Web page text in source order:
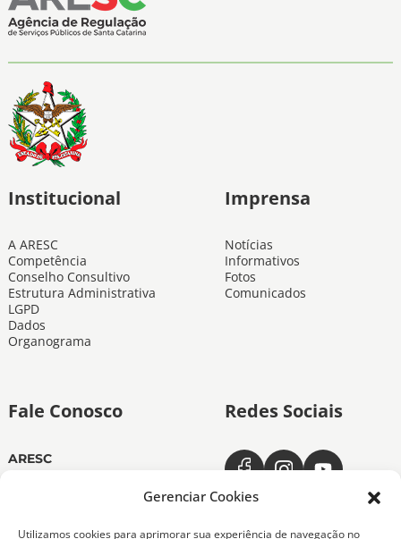
Gerenciar Cookies
Utilizamos cookies para aprimorar sua experiência de navegação no
Institucional
A ARESC
Competência
Conselho Consultivo
Estrutura Administrativa
LGPD
Dados
Organograma
Imprensa
Notícias
Informativos
Fotos
Comunicados
Fale Conosco
ARESC
ARESC Ouvidoria
Redes Sociais